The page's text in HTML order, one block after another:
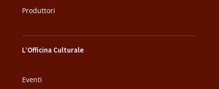
Produttori
L’Officina Culturale
Eventi